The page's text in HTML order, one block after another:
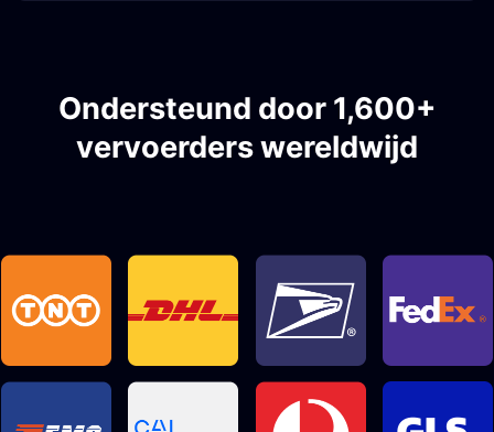
Ondersteund door 1,600+
vervoerders wereldwijd